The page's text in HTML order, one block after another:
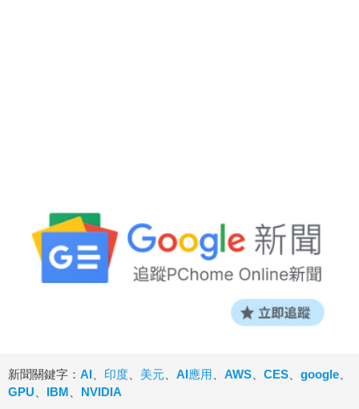
新聞關鍵字： AI 印度 美元 AI應用 AWS CES google
GPU
IBM NVIDIA